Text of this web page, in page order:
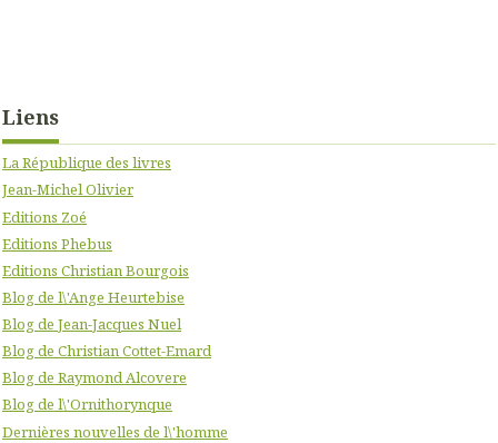
Liens
La République des livres
Jean-Michel Olivier
Editions Zoé
Editions Phebus
Editions Christian Bourgois
Blog de l\'Ange Heurtebise
Blog de Jean-Jacques Nuel
Blog de Christian Cottet-Emard
Blog de Raymond Alcovere
Blog de l\'Ornithorynque
Dernières nouvelles de l\'homme